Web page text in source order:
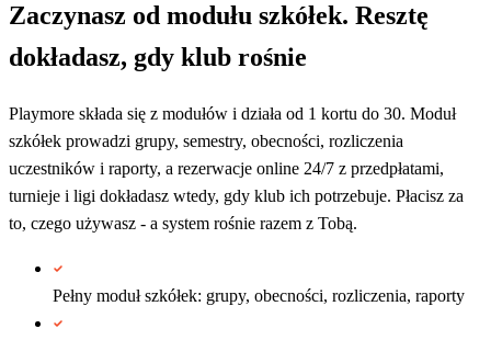
Zaczynasz od modułu szkółek. Resztę
dokładasz, gdy klub rośnie
Playmore składa się z modułów i działa od 1 kortu do 30. Moduł
szkółek prowadzi grupy, semestry, obecności, rozliczenia
uczestników i raporty, a rezerwacje online 24/7 z przedpłatami,
turnieje i ligi dokładasz wtedy, gdy klub ich potrzebuje. Płacisz za
to, czego używasz - a system rośnie razem z Tobą.
Pełny moduł szkółek: grupy, obecności, rozliczenia, raporty